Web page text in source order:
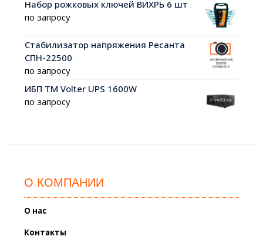
Набор рожковых ключей ВИХРЬ 6 шт
по запросу
Стабилизатор напряжения Ресанта
СПН-22500
по запросу
ИБП ТМ Volter UPS 1600W
по запросу
О КОМПАНИИ
О нас
Контакты